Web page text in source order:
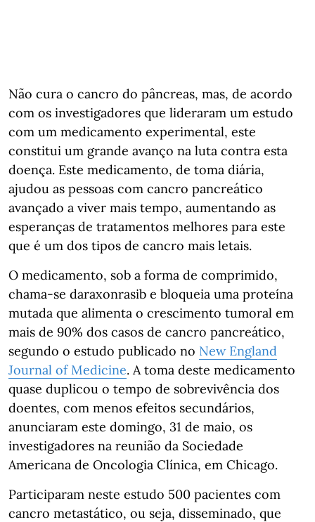
Não cura o cancro do pâncreas, mas, de acordo
com os investigadores que lideraram um estudo
com um medicamento experimental, este
constitui um grande avanço na luta contra esta
doença. Este medicamento, de toma diária,
ajudou as pessoas com cancro pancreático
avançado a viver mais tempo, aumentando as
esperanças de tratamentos melhores para este
que é um dos tipos de cancro mais letais.
O medicamento, sob a forma de comprimido,
chama-se daraxonrasib e bloqueia uma proteína
mutada que alimenta o crescimento tumoral em
mais de 90% dos casos de cancro pancreático,
segundo o estudo publicado no New England
Journal of Medicine. A toma deste medicamento
quase duplicou o tempo de sobrevivência dos
doentes, com menos efeitos secundários,
anunciaram este domingo, 31 de maio, os
investigadores na reunião da Sociedade
Americana de Oncologia Clínica, em Chicago.
Participaram neste estudo 500 pacientes com
cancro metastático, ou seja, disseminado, que